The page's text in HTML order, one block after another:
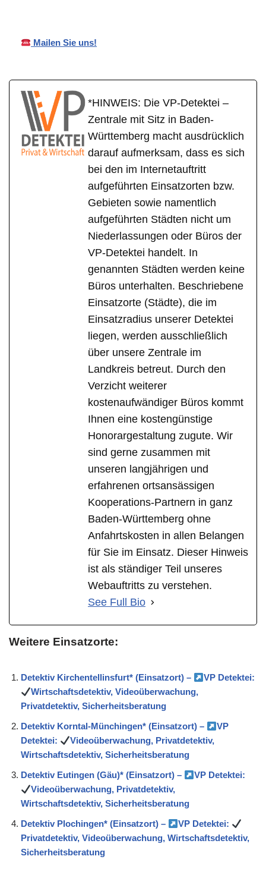
Mailen Sie uns!
*HINWEIS: Die VP-Detektei –
Zentrale mit Sitz in Baden-
Württemberg macht ausdrücklich
darauf aufmerksam, dass es sich
bei den im Internetauftritt
aufgeführten Einsatzorten bzw.
Gebieten sowie namentlich
aufgeführten Städten nicht um
Niederlassungen oder Büros der
VP-Detektei handelt. In
genannten Städten werden keine
Büros unterhalten. Beschriebene
Einsatzorte (Städte), die im
Einsatzradius unserer Detektei
liegen, werden ausschließlich
über unsere Zentrale im
Landkreis betreut. Durch den
Verzicht weiterer
kostenaufwändiger Büros kommt
Ihnen eine kostengünstige
Honorargestaltung zugute. Wir
sind gerne zusammen mit
unseren langjährigen und
erfahrenen ortsansässigen
Kooperations-Partnern in ganz
Baden-Württemberg ohne
Anfahrtskosten in allen Belangen
für Sie im Einsatz. Dieser Hinweis
ist als ständiger Teil unseres
Webauftritts zu verstehen.
See Full Bio
Weitere Einsatzorte:
Detektiv Kirchentellinsfurt* (Einsatzort) –
VP Detektei:
Wirtschaftsdetektiv, Videoüberwachung,
Privatdetektiv, Sicherheitsberatung
Detektiv Korntal-Münchingen* (Einsatzort) –
VP
Detektei:
Videoüberwachung, Privatdetektiv,
Wirtschaftsdetektiv, Sicherheitsberatung
Detektiv Eutingen (Gäu)* (Einsatzort) –
VP Detektei:
Videoüberwachung, Privatdetektiv,
Wirtschaftsdetektiv, Sicherheitsberatung
Detektiv Plochingen* (Einsatzort) –
VP Detektei:
Privatdetektiv, Videoüberwachung, Wirtschaftsdetektiv,
Sicherheitsberatung